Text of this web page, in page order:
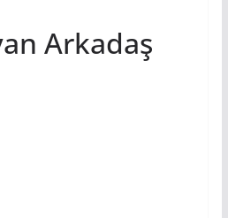
Arkadaş